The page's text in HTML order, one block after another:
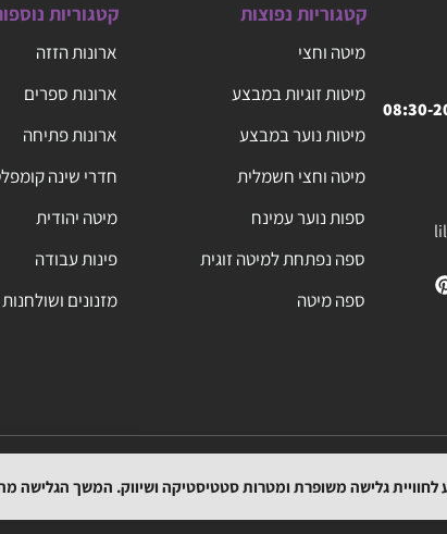
קטגוריות נפוצות
מיטה וחצי
מיטות זוגיות במבצע
מיטות נוער במבצע
מיטה וחצי חשמלית
ספות נוער עמינח
ספה נפתחת למיטה זוגית
ספה מיטה
קטגוריות
ארונות הזזה
ארונות ספרים
ארונות פתיחה
חדרי שינה
מיטה יהודית
פינות עבודה
מזנונים ושולחנות
תקנוןהצהרת נגישותמדיניות החזרת המוצרים מדיניות משלוחים
לחוויית גלישה משופרת ומטרות סטטיסטיקה ושיווק. המשך הגלישה